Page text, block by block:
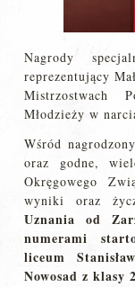
Nagrody
reprezentujący
Mistrzostwach
Młodzieży w
Wśród
oraz godne,
Okręgowego
wyniki oraz
Uznania od
numerami
liceum
Nowosad z klasy